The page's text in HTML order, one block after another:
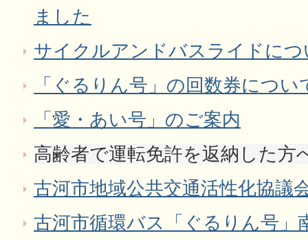
ました
サイクルアンドバスライドにつ
「ぐるりん号」の回数券につい
「愛・あい号」のご案内
高齢者で運転免許を返納した方
古河市地域公共交通活性化協議
古河市循環バス「ぐるりん号」